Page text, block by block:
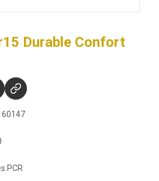
Durable Confort
PCR